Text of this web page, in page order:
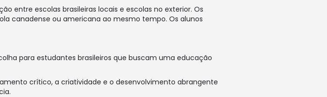
entre escolas brasileiras locais e escolas no exterior. Os
canadense ou americana ao mesmo tempo. Os alunos
para estudantes brasileiros que buscam uma educação
crítico, a criatividade e o desenvolvimento abrangente